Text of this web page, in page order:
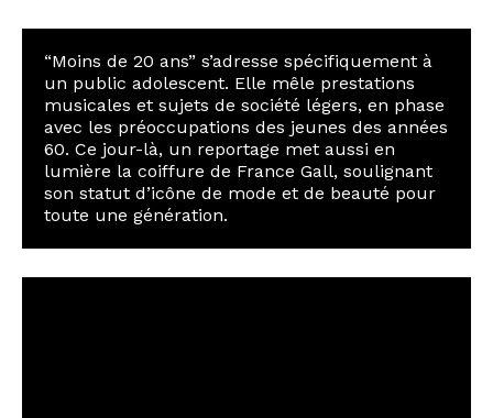
“Moins de 20 ans” s’adresse spécifiquement à
un public adolescent. Elle mêle prestations
musicales et sujets de société légers, en phase
avec les préoccupations des jeunes des années
60. Ce jour-là, un reportage met aussi en
lumière la coiffure de France Gall, soulignant
son statut d’icône de mode et de beauté pour
toute une génération.